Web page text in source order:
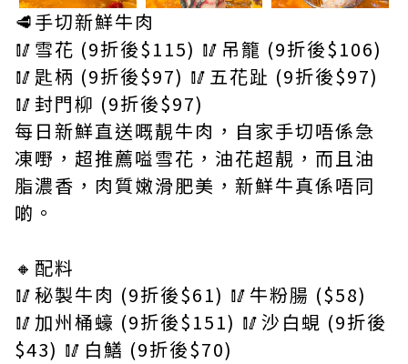
🥩手切新鮮牛肉
🥢雪花 (9折後$115) 🥢吊籠 (9折後$106)
🥢匙柄 (9折後$97) 🥢五花趾 (9折後$97)
🥢封門柳 (9折後$97)
每日新鮮直送嘅靚牛肉，自家手切唔係急
凍嘢，超推薦嗌雪花，油花超靚，而且油
脂濃香，肉質嫩滑肥美，新鮮牛真係唔同
啲。
🔸配料
🥢秘製牛肉 (9折後$61) 🥢牛粉腸 ($58)
🥢加州桶蠔 (9折後$151) 🥢沙白蜆 (9折後
$43) 🥢白鱔 (9折後$70)